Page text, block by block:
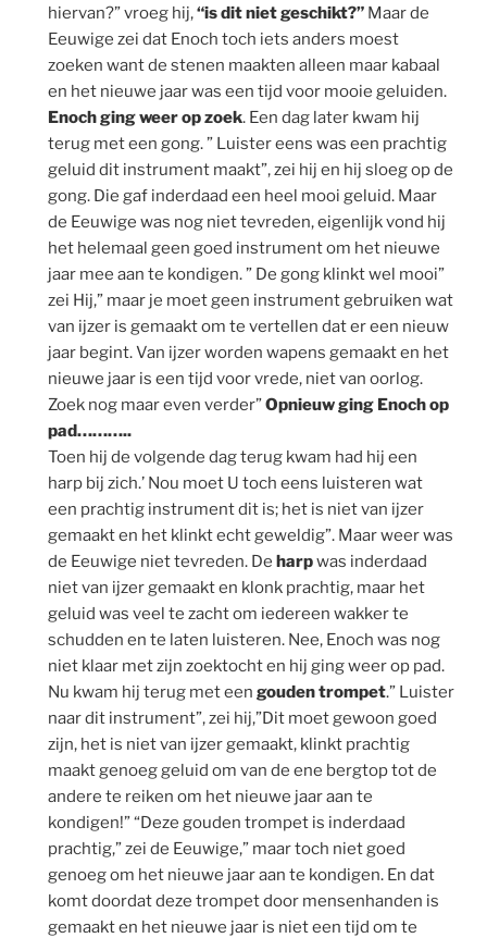
hiervan?” vroeg hij,“is dit niet geschikt?” Maar de
Eeuwige zei dat Enoch toch iets anders moest
zoeken want de stenen maakten alleen maar kabaal
en het nieuwe jaar was een tijd voor mooie geluiden.
Enoch ging weer op zoek. Een dag later kwam hij
terug met een gong. ” Luister eens was een prachtig
geluid dit instrument maakt”, zei hij en hij sloeg op de
gong. Die gaf inderdaad een heel mooi geluid. Maar
de Eeuwige was nog niet tevreden, eigenlijk vond hij
het helemaal geen goed instrument om het nieuwe
jaar mee aan te kondigen. ” De gong klinkt wel mooi”
zei Hij,” maar je moet geen instrument gebruiken wat
van ijzer is gemaakt om te vertellen dat er een nieuw
jaar begint. Van ijzer worden wapens gemaakt en het
nieuwe jaar is een tijd voor vrede, niet van oorlog.
Zoek nog maar even verder”Opnieuw ging Enoch op
pad………..
Toen hij de volgende dag terug kwam had hij een
harp bij zich.’ Nou moet U toch eens luisteren wat
een prachtig instrument dit is; het is niet van ijzer
gemaakt en het klinkt echt geweldig”. Maar weer was
de Eeuwige niet tevreden. De harpwas inderdaad
niet van ijzer gemaakt en klonk prachtig, maar het
geluid was veel te zacht om iedereen wakker te
schudden en te laten luisteren. Nee, Enoch was nog
niet klaar met zijn zoektocht en hij ging weer op pad.
Nu kwam hij terug met een gouden trompet.” Luister
naar dit instrument”, zei hij,”Dit moet gewoon goed
zijn, het is niet van ijzer gemaakt, klinkt prachtig
maakt genoeg geluid om van de ene bergtop tot de
andere te reiken om het nieuwe jaar aan te
kondigen!” “Deze gouden trompet is inderdaad
prachtig,” zei de Eeuwige,” maar toch niet goed
genoeg om het nieuwe jaar aan te kondigen. En dat
komt doordat deze trompet door mensenhanden is
gemaakt en het nieuwe jaar is niet een tijd om te